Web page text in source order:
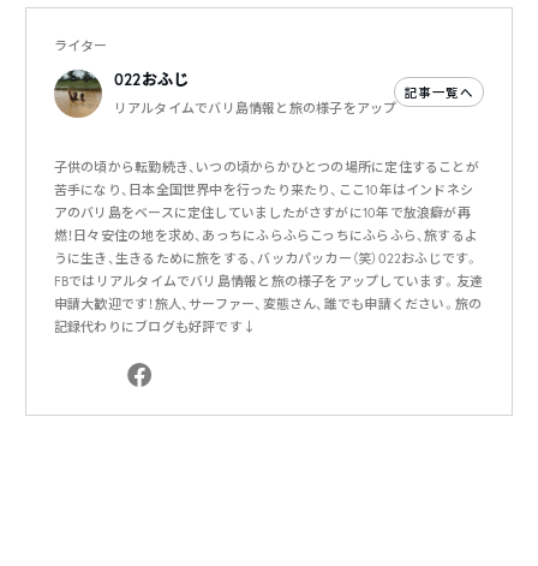
ライター
022おふじ
リアルタイムでバリ島情報と旅の様子をアップ
記事一覧へ
子供の頃から転勤続き、いつの頃からかひとつの場所に定住することが
苦手になり、日本全国世界中を行ったり来たり、ここ10年はインドネシ
アのバリ島をベースに定住していましたがさすがに10年で放浪癖が再
燃！日々安住の地を求め、あっちにふらふらこっちにふらふら、旅するよ
うに生き、生きるために旅をする、バッカパッカー（笑）022おふじです。
FBではリアルタイムでバリ島情報と旅の様子をアップしています。友達
申請大歓迎です！旅人、サーファー、変態さん、誰でも申請ください。旅の
記録代わりにブログも好評です↓